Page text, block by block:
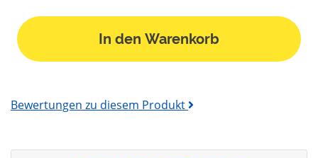
In den Warenkorb
Bewertungen zu diesem Produkt